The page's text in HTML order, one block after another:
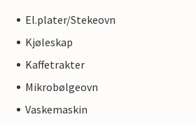
El.plater/Stekeovn
Kjøleskap
Kaffetrakter
Mikrobølgeovn
Vaskemaskin